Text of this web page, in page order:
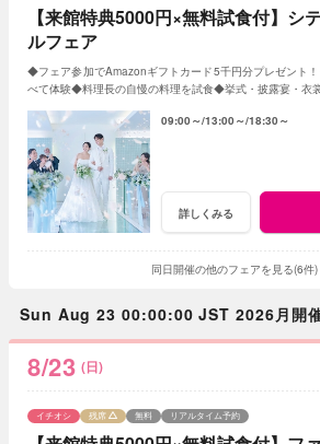
【来館特典5000円×無料試食付】シ
ルフェア
◆フェア参加でAmazonギフトカード5千円分プレゼント
べて体験◆料理長の自慢の料理を試食◆挙式・披露宴・衣
09:00～ 13:00～ 18:30～
詳しくみる
同日開催の他のフェアを見る(6件)
Sun Aug 23 00:00:00 JST 2026月開
8/23 (日)
イチオシ 残席 無料 リアルタイム予約